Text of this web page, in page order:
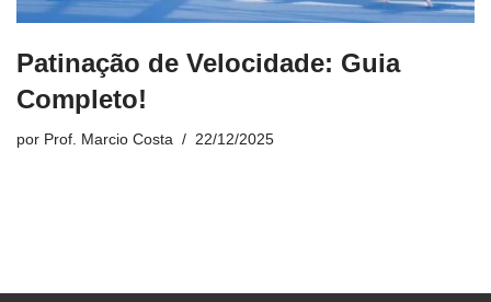
Patinação de Velocidade: Guia
Completo!
por Prof. Marcio Costa 22/12/2025